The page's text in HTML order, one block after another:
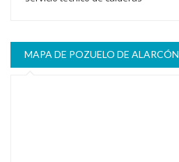
MAPA DE POZUELO DE ALARCÓN